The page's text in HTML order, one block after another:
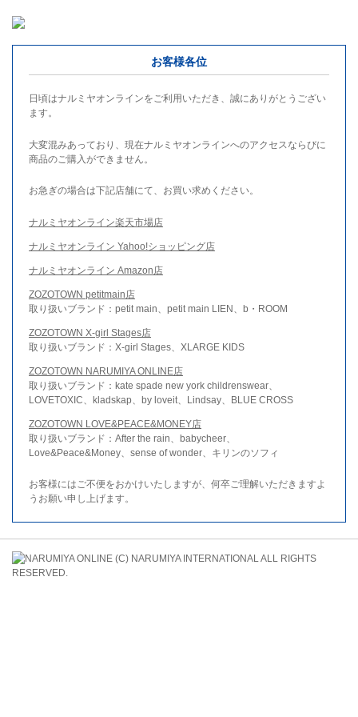
お客様各位
日頃はナルミヤオンラインをご利用いただき、誠にありがとうござい
ます。
大変混みあっており、現在ナルミヤオンラインへのアクセスならびに
商品のご購入ができません。
お急ぎの場合は下記店舗にて、お買い求めください。
ナルミヤオンライン楽天市場店
ナルミヤオンライン Yahoo!ショッピング店
ナルミヤオンライン Amazon店
ZOZOTOWN petitmain店
取り扱いブランド：petit main、petit main LIEN、b・ROOM
ZOZOTOWN X-girl Stages店
取り扱いブランド：X-girl Stages、XLARGE KIDS
ZOZOTOWN NARUMIYA ONLINE店
取り扱いブランド：kate spade new york childrenswear、
LOVETOXIC、kladskap、by loveit、Lindsay、BLUE CROSS
ZOZOTOWN LOVE&PEACE&MONEY店
取り扱いブランド：After the rain、babycheer、
Love&Peace&Money、sense of wonder、キリンのソフィ
お客様にはご不便をおかけいたしますが、何卒ご理解いただきますよ
うお願い申し上げます。